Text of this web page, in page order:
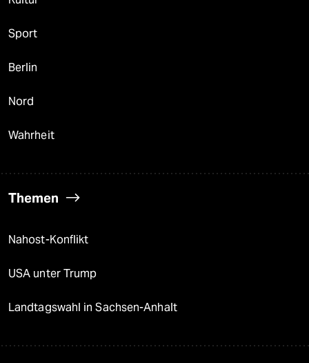
Sport
Berlin
Nord
Wahrheit
Themen
Nahost-Konflikt
USA unter Trump
Landtagswahl in Sachsen-Anhalt